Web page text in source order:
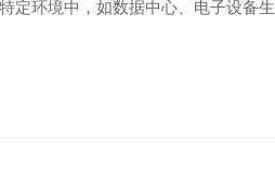
定环境中，如数据中心、电子设备生